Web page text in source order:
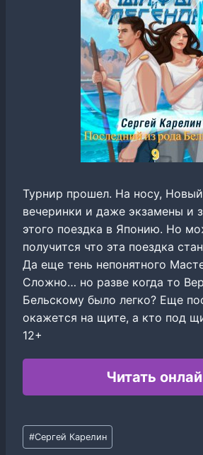
Турнир прошел. На носу,
вечеринки и даже экзамены и
этого поездка в Японию. Но
получится что эта поездка
Да еще тень непонятного
Сложно… но разве когда то
Бельскому было легко? Еще
окажется на щите, а кто под
12+
Читать
Метки
записи:
#Сергей Карелин